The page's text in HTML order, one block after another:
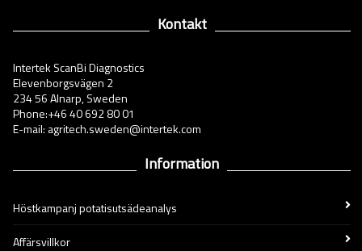
Kontakt
Intertek ScanBi Diagnostics
Elevenborgsvägen 2
234 56 Alnarp, Sweden
Phone:+46 40 692 80 01
E-mail: agritech.sweden@intertek.com
Information
Höstkampanj potatisutsädeanalys
Affärsvillkor